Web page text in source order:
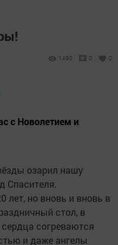
1490 0 0
с Новолетием и
озарил нашу
Спасителя.
лет, но вновь и вновь в
стол, в
согреваются
и даже ангелы